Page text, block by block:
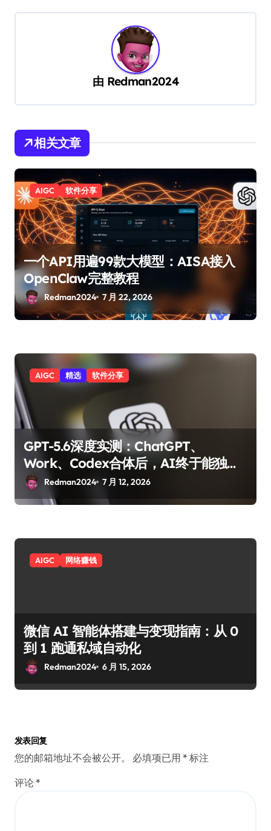
由 Redman2024
相关文章
AIGC 软件分享
一个API用遍99款大模型：AISA接入
OpenClaw完整教程
Redman2024 7 月 22, 2026
AIGC 精选 软件分享
GPT-5.6深度实测：ChatGPT、
Work、Codex合体后，AI终于能独立
完成一个项目了？
Redman2024 7 月 12, 2026
AIGC 网络赚钱
微信 AI 智能体搭建与变现指南：从 0
到 1 跑通私域自动化
Redman2024 6 月 15, 2026
发表回复
您的邮箱地址不会被公开。 必填项已用 * 标注
评论 *